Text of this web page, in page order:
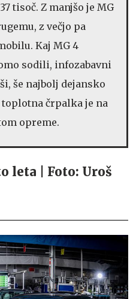
tisoč. Z manjšo je MG
z večjo pa
Kaj MG 4
sodili, infozabavni
še najbolj dejansko
črpalka je na
opreme.